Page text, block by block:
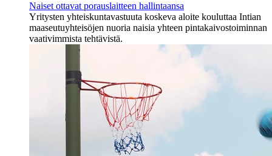
Naiset ottavat porauslaitteen hallintaansa
Yritysten yhteiskuntavastuuta koskeva aloite kouluttaa Intian
maaseutuyhteisöjen nuoria naisia yhteen pintakaivostoiminnan
vaativimmista tehtävistä.